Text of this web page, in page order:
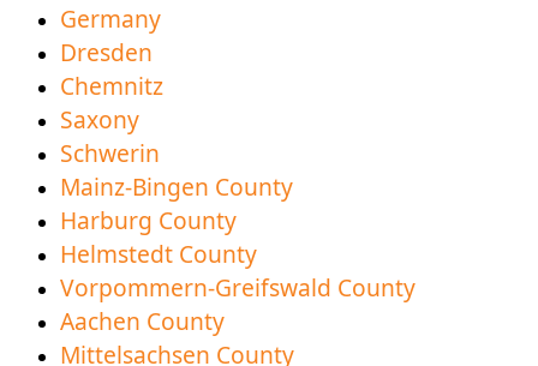
Сфера освітніх пропозицій допомагає успішно
опанувати мову для кращого розуміння
Новий регіон Передня Померанія-Грайфвальд
доступний для завантаження
Germany
Dresden
Chemnitz
Saxony
Schwerin
Mainz-Bingen County
Harburg County
Helmstedt County
Vorpommern-Greifswald County
Aachen County
Mittelsachsen County